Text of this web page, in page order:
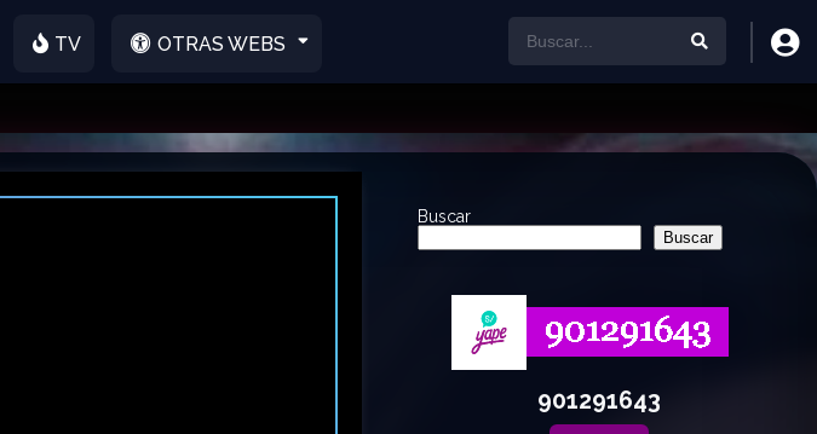
TV OTRAS WEBS
Buscar
Buscar
901291643